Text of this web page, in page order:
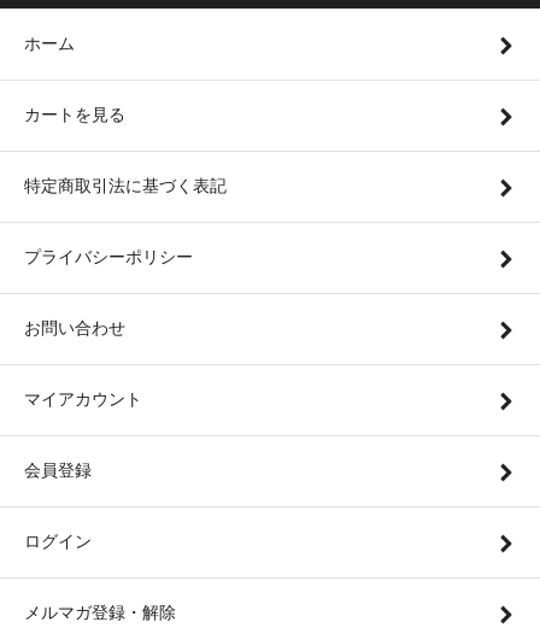
ホーム
カートを見る
特定商取引法に基づく表記
プライバシーポリシー
お問い合わせ
マイアカウント
会員登録
ログイン
メルマガ登録・解除